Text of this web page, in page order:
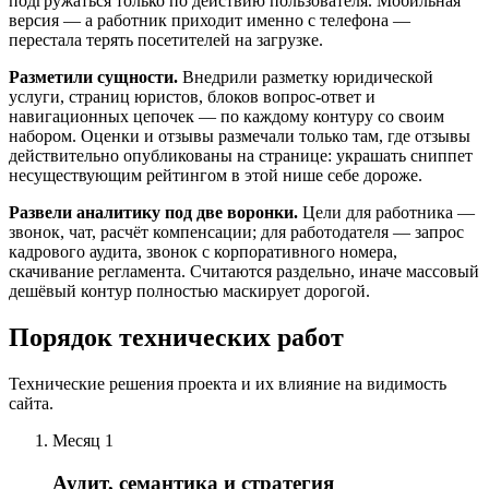
версия — а работник приходит именно с телефона —
перестала терять посетителей на загрузке.
Разметили сущности. Внедрили разметку юридической
услуги, страниц юристов, блоков вопрос-ответ и
навигационных цепочек — по каждому контуру со своим
набором. Оценки и отзывы размечали только там, где отзывы
действительно опубликованы на странице: украшать сниппет
несуществующим рейтингом в этой нише себе дороже.
Развели аналитику под две воронки. Цели для работника —
звонок, чат, расчёт компенсации; для работодателя — запрос
кадрового аудита, звонок с корпоративного номера,
скачивание регламента. Считаются раздельно, иначе массовый
дешёвый контур полностью маскирует дорогой.
Порядок технических работ
Технические решения проекта и их влияние на видимость
сайта.
Месяц 1
Аудит, семантика и стратегия